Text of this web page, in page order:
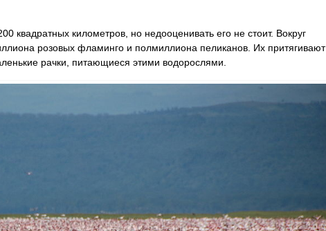
квадратных километров, но недооценивать его не стоит. Вокруг
розовых фламинго и полмиллиона пеликанов. Их притягивают
рачки, питающиеся этими водорослями.